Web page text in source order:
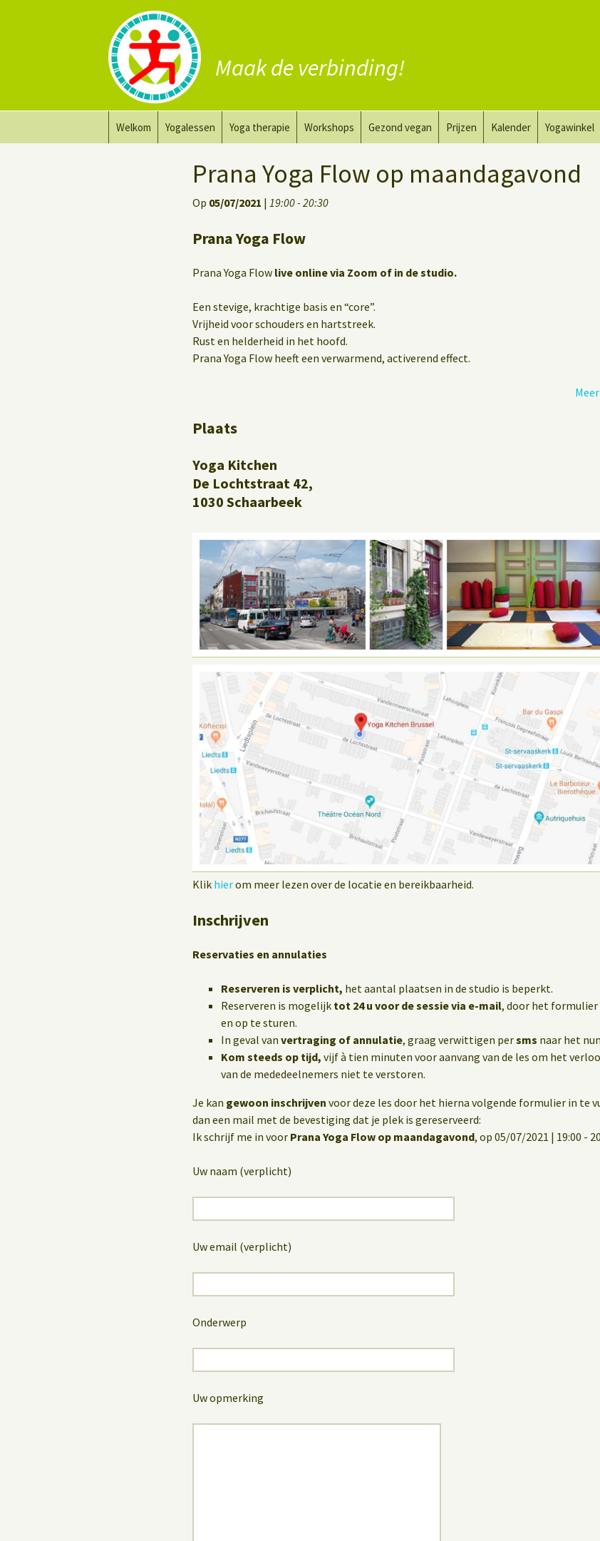
Maak de verbinding!
Welkom Yogalessen
Yoga op het werk
Yoga therapie
Yoga voor heling
Workshops
Naaktyoga voor mannen
Gezond vegan
Vervang zuivel
Prijzen Kalender Yogawinkel
Prana Yoga Flow op maandagavond
Op 05/07/2021 | 19:00 - 20:30
Prana Yoga Flow
Prana Yoga Flow live online via Zoom of in de studio.
Een stevige, krachtige basis en “core”.
Vrijheid voor schouders en hartstreek.
Rust en helderheid in het hoofd.
Prana Yoga Flow heeft een verwarmend, activerend effect.
Plaats
Yoga Kitchen
De Lochtstraat 42,
1030 Schaarbeek
Klik hierom meer lezen over de locatie en bereikbaarheid.
Inschrijven
Reservaties en annulaties
Reserveren is verplicht, het aantal plaatsen in de studio is beperkt.
Reserveren is mogelijk tot 24 u voor de sessie via e-mail, door het formulier
en op te sturen.
In geval van vertraging of annulatie, graag verwittigen persms naar het
Kom steeds op tijd, vijf à tien minuten voor aanvang van de les om het
van de mededeelnemers niet te verstoren.
Je kan gewoon inschrijven voor deze les door het hierna volgende formulier in te
dan een mail met de bevestiging dat je plek is gereserveerd:
Ik schrijf me in voor Prana Yoga Flow op maandagavond, op 05/07/2021 | 19:00 -
Uw naam (verplicht)
Uw email (verplicht)
Onderwerp
Uw opmerking